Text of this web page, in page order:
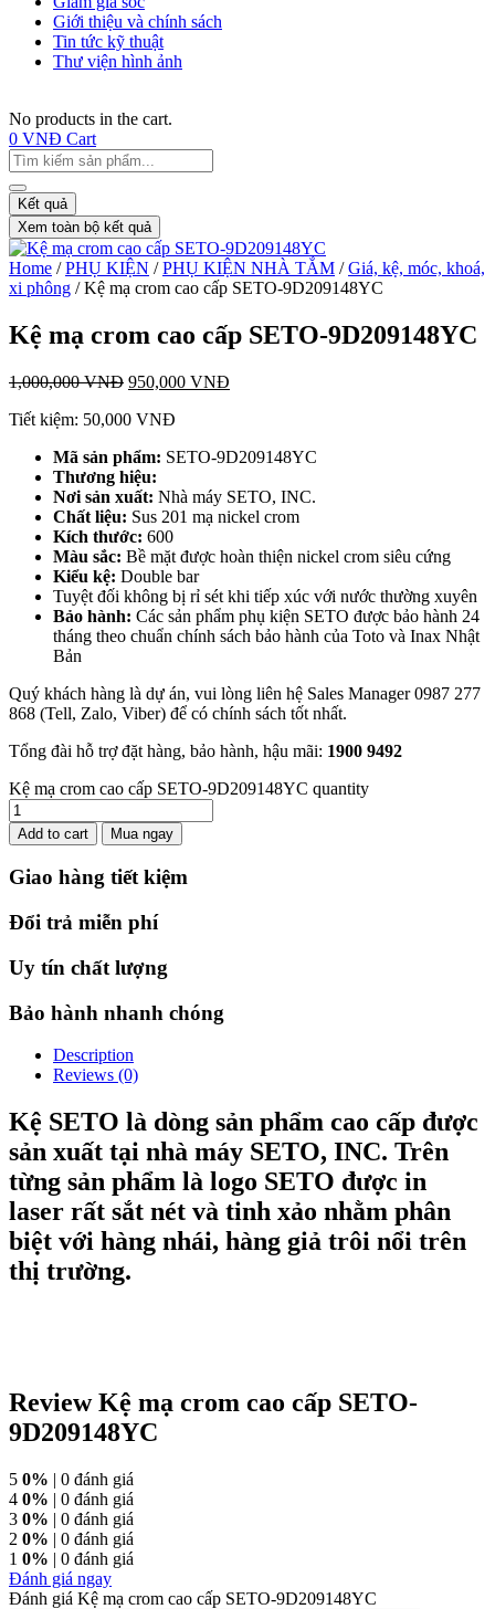
Giới thiệu và chính sách
Tin tức kỹ thuật
Thư viện hình ảnh
No products in the cart.
0 VNĐ Cart
Kết quả
Xem toàn bộ kết quả
Home /PHỤ KIỆN /PHỤ KIỆN NHÀ TẮM /Giá, kệ, móc, khoá,
xi phông / Kệ mạ crom cao cấp SETO-9D209148YC
Kệ mạ crom cao cấp SETO-9D209148YC
1,000,000VNĐ 950,000 VNĐ
Tiết kiệm: 50,000 VNĐ
Mã sản phẩm: SETO-9D209148YC
Thương hiệu:
Nơi sản xuất: Nhà máy SETO, INC.
Chất liệu: Sus 201 mạ nickel crom
Kích thước: 600
Màu sắc: Bề mặt được hoàn thiện nickel crom siêu cứng
Kiểu kệ: Double bar
Tuyệt đối không bị rỉ sét khi tiếp xúc với nước thường xuyên
Bảo hành: Các sản phẩm phụ kiện SETO được bảo hành 24
tháng theo chuẩn chính sách bảo hành của Toto và Inax Nhật
Bản
Quý khách hàng là dự án, vui lòng liên hệ Sales Manager 0987 277
868 (Tell, Zalo, Viber) để có chính sách tốt nhất.
Tổng đài hỗ trợ đặt hàng, bảo hành, hậu mãi: 1900 9492
Kệ mạ crom cao cấp SETO-9D209148YC quantity
Add to cart Mua ngay
Giao hàng tiết kiệm
Đổi trả miễn phí
Uy tín chất lượng
Bảo hành nhanh chóng
Description
Reviews (0)
Kệ SETO là dòng sản phẩm cao cấp được
sản xuất tại nhà máy SETO, INC. Trên
từng sản phẩm là logo SETO được in
laser rất sắt nét và tinh xảo nhằm phân
biệt với hàng nhái, hàng giả trôi nổi trên
thị trường.
Review Kệ mạ crom cao cấp SETO-
9D209148YC
5 0% | 0 đánh giá
4 0% | 0 đánh giá
3 0% | 0 đánh giá
2 0% | 0 đánh giá
1 0% | 0 đánh giá
Đánh giá ngay
Đánh giá Kệ mạ crom cao cấp SETO-9D209148YC